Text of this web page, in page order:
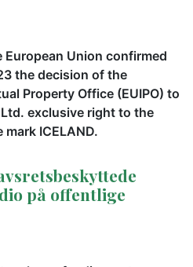
Union confirmed
the decision of the
Property Office (EUIPO) to
exclusive right to the
ICELAND.
på offentlige